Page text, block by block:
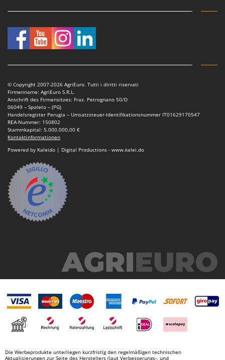
© Copyright 2007-2026 AgriEuro. Tutti i diritti riservati
Firmenname: AgriEuro S.R.L.
Anschrift des Firmensitzes: Fraz. Petrognano 50/D
06049 – Spoleto – (PG)
Handelsregister Perugia – Umsatzsteuer-Identifikationsnummer IT01629170547
REA-Nummer: 150802
Stammkapital: 5.000.000,00 €
Kontaktinformationen
Powered by Kaleido | Digital Productions - www.kalei.do
Die Werbeprodukte unterliegen kurzfristig den regelmäßigen technischen
Aktualisierungen zur Seite des Herstellers (laut Verbesserungs-, und